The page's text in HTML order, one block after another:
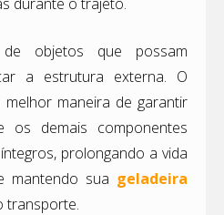
de objetos que possam
a estrutura externa. O
maneira de garantir
demais componentes
prolongando a vida
mantendo sua geladeira
transporte.